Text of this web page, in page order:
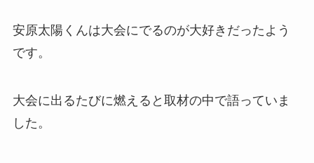
安原太陽くんは大会にでるのが大好きだったよう
です。
大会に出るたびに燃えると取材の中で語っていま
した。